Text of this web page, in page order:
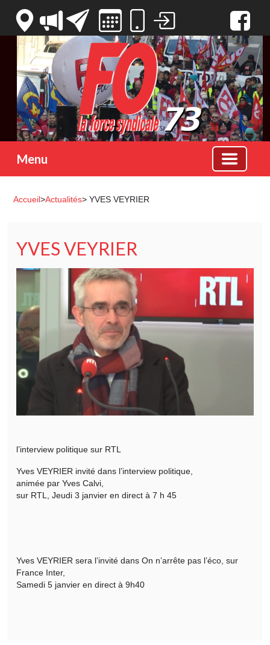
Menu
Accueil>Actualités> YVES VEYRIER
YVES VEYRIER
l’interview politique sur RTL
Yves VEYRIER invité dans l’interview politique,
animée par Yves Calvi,
sur RTL, Jeudi 3 janvier en direct à 7 h 45
Yves VEYRIER sera l’invité dans On n’arrête pas l’éco, sur
France Inter,
Samedi 5 janvier en direct à 9h40